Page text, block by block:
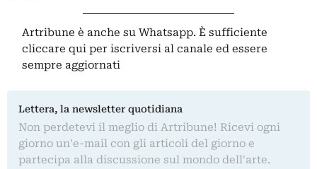
Artribune è anche su Whatsapp. È sufficiente
cliccare qui per iscriversi al canale ed essere
sempre aggiornati
Lettera, la newsletter quotidiana
Non perdetevi il meglio di Artribune! Ricevi ogni
giorno un'e-mail con gli articoli del giorno e
partecipa alla discussione sul mondo dell'arte.